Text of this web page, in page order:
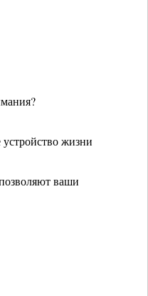
жизни
ваши